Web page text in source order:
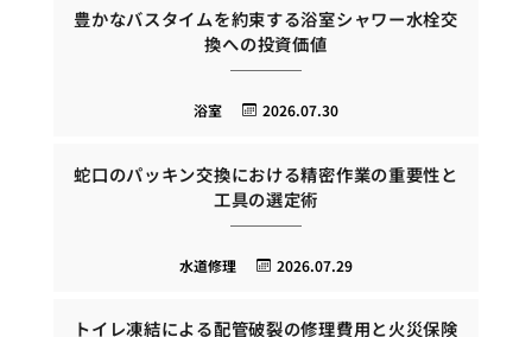
豊かなバスタイムを約束する浴室シャワー水栓交
換への投資価値
2026.07.30
浴室
蛇口のパッキン交換における精密作業の重要性と
工具の選定術
2026.07.29
水道修理
トイレ凍結による配管破裂の修理費用と火災保険